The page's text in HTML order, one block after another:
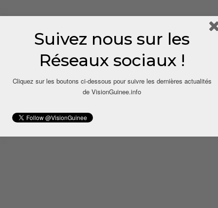
Suivez nous sur les
Réseaux sociaux !
Cliquez sur les boutons ci-dessous pour suivre les dernières actualités
de VisionGuinee.info